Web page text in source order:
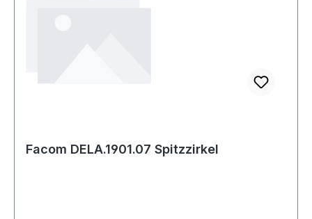
Facom DELA.1901.07 Spitzzirkel